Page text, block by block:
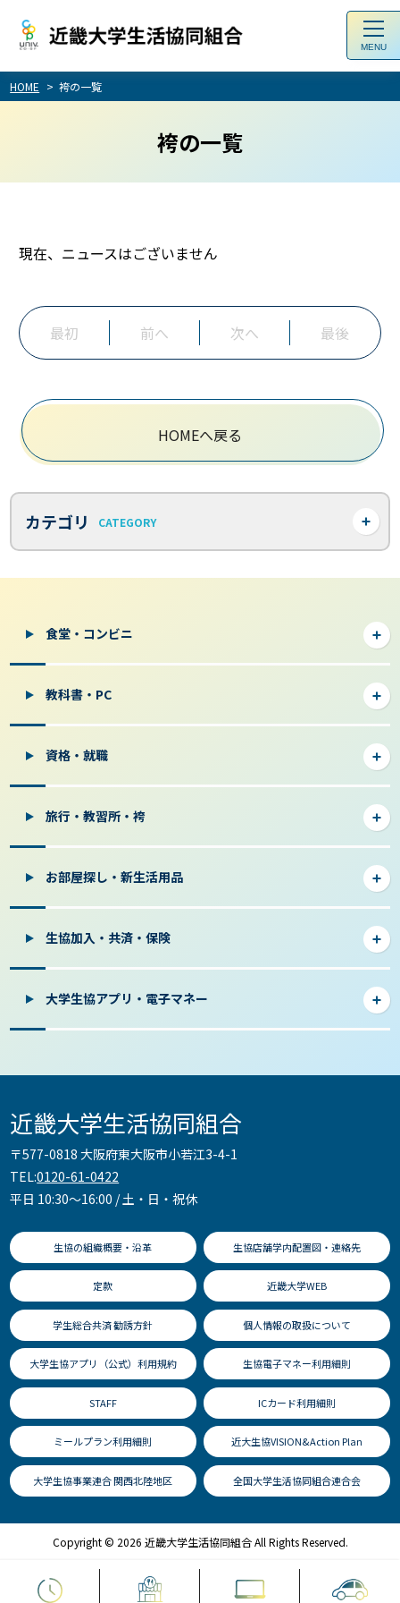
HOME 袴の一覧
袴の一覧
現在、ニュースはございません
最初 前へ 次へ 最後
HOMEへ戻る
カテゴリ CATEGORY
食堂・コンビニ
教科書・PC
資格・就職
旅行・教習所・袴
お部屋探し・新生活用品
生協加入・共済・保険
大学生協アプリ・電子マネー
近畿大学生活協同組合
〒577-0818 大阪府東大阪市小若江3-4-1
TEL:0120-61-0422
平日 10:30～16:00 / 土・日・祝休
生協の組織概要・沿革 生協店舗学内配置図・連絡先
定款 近畿大学WEB
学生総合共済 勧誘方針 個人情報の取扱について
大学生協アプリ（公式）利用規約 生協電子マネー利用細則
STAFF ICカード利用細則
ミールプラン利用細則 近大生協VISION&Action Plan
大学生協事業連合 関西北陸地区 全国大学生活協同組合連合会
Copyright © 2026 近畿大学生活協同組合 All Rights Reserved.